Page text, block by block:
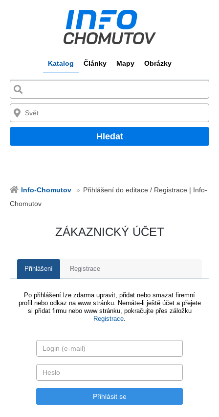
Katalog Články Mapy Obrázky
Hledat
Info-Chomutov
Přihlášení do editace / Registrace | Info-
Chomutov
ZÁKAZNICKÝ ÚČET
Přihlášení Registrace
Po přihlášení lze zdarma upravit, přidat nebo smazat firemní
profil nebo odkaz na www stránku. Nemáte-li ještě účet a přejete
si přidat firmu nebo www stránku, pokračujte přes záložku
Registrace.